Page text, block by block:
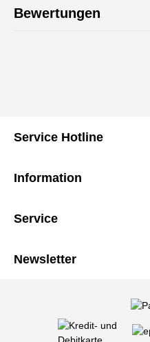
Bewertungen
Service Hotline
Information
Service
Newsletter